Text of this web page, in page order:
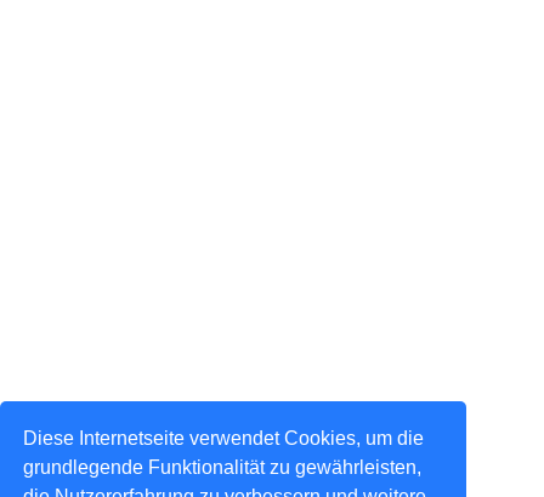
Diese Internetseite verwendet Cookies, um die
grundlegende Funktionalität zu gewährleisten,